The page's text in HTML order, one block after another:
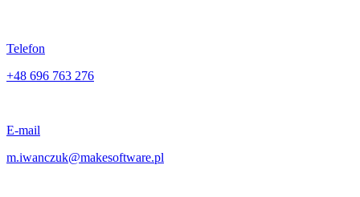
Telefon
+48 696 763 276
E-mail
m.iwanczuk@makesoftware.pl